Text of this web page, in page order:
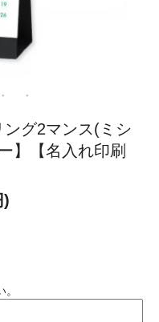
グ2マンス(ミシ
】【名入れ印刷
)